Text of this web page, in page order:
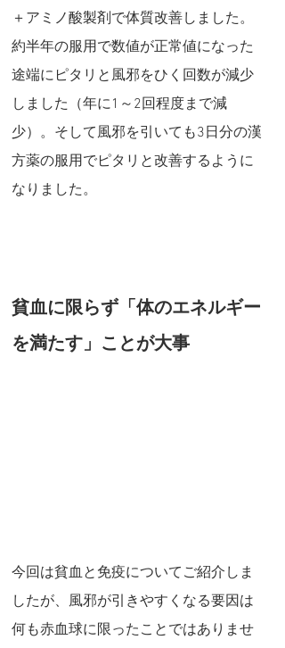
＋アミノ酸製剤で体質改善しました。
約半年の服用で数値が正常値になった
途端にピタリと風邪をひく回数が減少
しました（年に1～2回程度まで減
少）。そして風邪を引いても3日分の漢
方薬の服用でピタリと改善するように
なりました。
貧血に限らず「体のエネルギー
を満たす」ことが大事
今回は貧血と免疫についてご紹介しま
したが、風邪が引きやすくなる要因は
何も赤血球に限ったことではありませ